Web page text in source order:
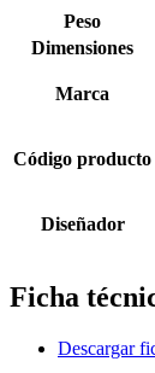
Peso
Dimensiones
Marca
Código producto
Diseñador
Ficha
Descargar